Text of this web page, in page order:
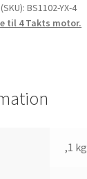
BS1102-YX-4
til 4 Takts motor.
,1 kg